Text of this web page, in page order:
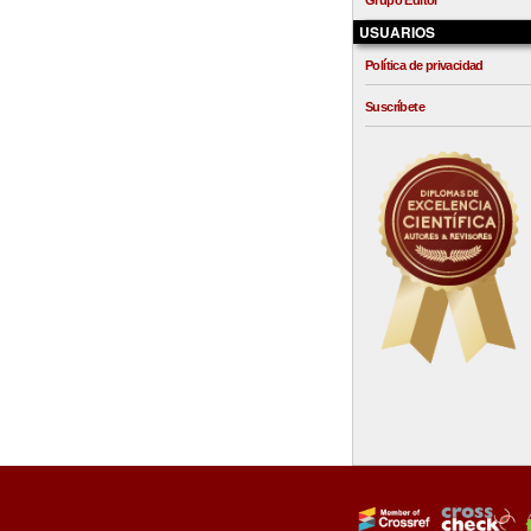
USUARIOS
Política de privacidad
Suscríbete